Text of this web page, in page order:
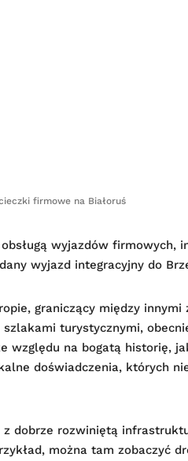
firmowe na Białoruś
wyjazdów firmowych,
wyjazd integracyjny do
graniczący między
turystycznymi,
względu na bogatą historię,
doświadczenia, których
dobrze rozwiniętą
można tam zobaczyć